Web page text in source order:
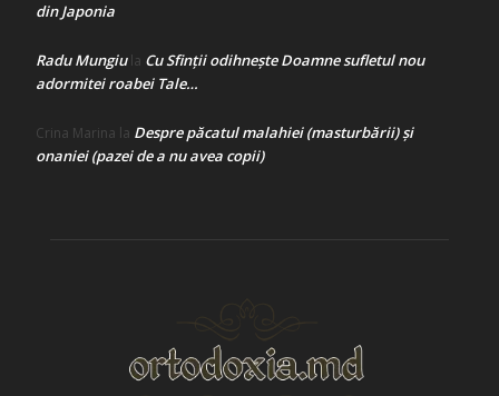
din Japonia
Radu Mungiula Cu Sfinții odihnește Doamne sufletul nou
adormitei roabei Tale…
Crina Marina la Despre păcatul malahiei (masturbării) şi
onaniei (pazei de a nu avea copii)